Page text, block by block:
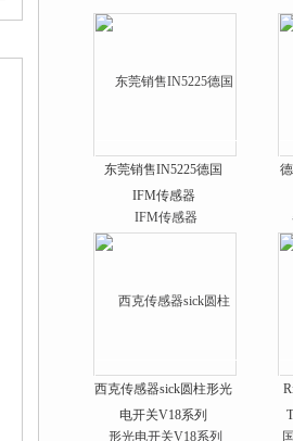
东莞销售IN5225德国
IFM传感器
西克传感器sick圆柱形光
电开关V18系列